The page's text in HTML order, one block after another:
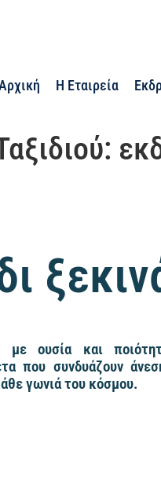
Η Εταιρεία
με ουσία και
που συνδυάζουν
γωνιά του κόσμου.